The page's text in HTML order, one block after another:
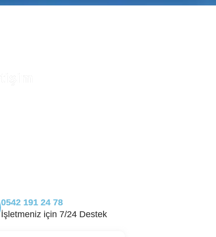
0542 191 24 78
İşletmeniz için 7/24 Destek